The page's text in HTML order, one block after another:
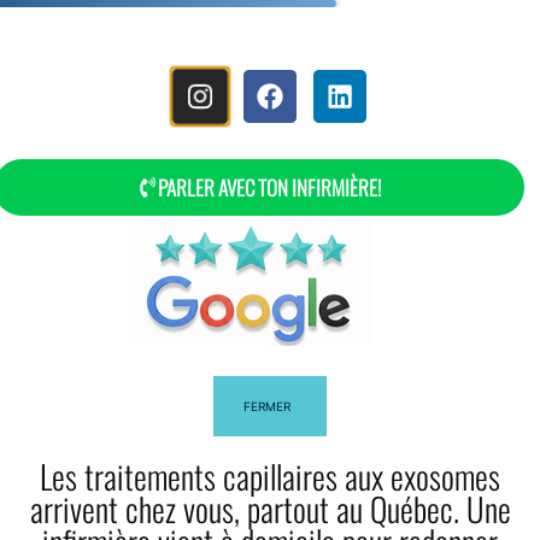
Notre Liste De Prix
PARLER AVEC TON INFIRMIÈRE!
FERMER
Les traitements capillaires aux exosomes
arrivent chez vous, partout au Québec. Une